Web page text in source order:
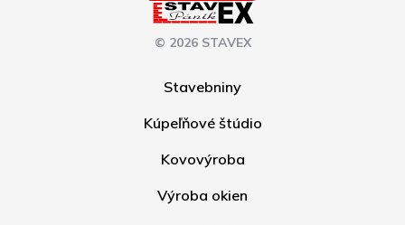
© 2026 STAVEX
Stavebniny
Kúpeľňové štúdio
Kovovýroba
Výroba okien